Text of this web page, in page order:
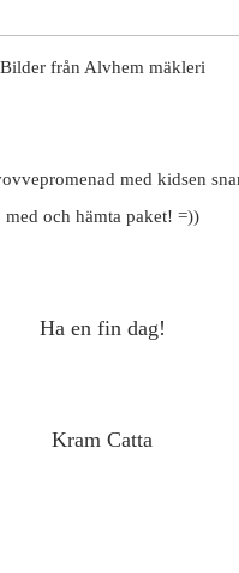
Bilder från Alvhem mäkleri
med kidsen
med och hämta paket! =))
Ha en fin dag!
Kram Catta